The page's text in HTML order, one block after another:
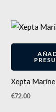
ENVÍO
Xepta Marine
€72.00